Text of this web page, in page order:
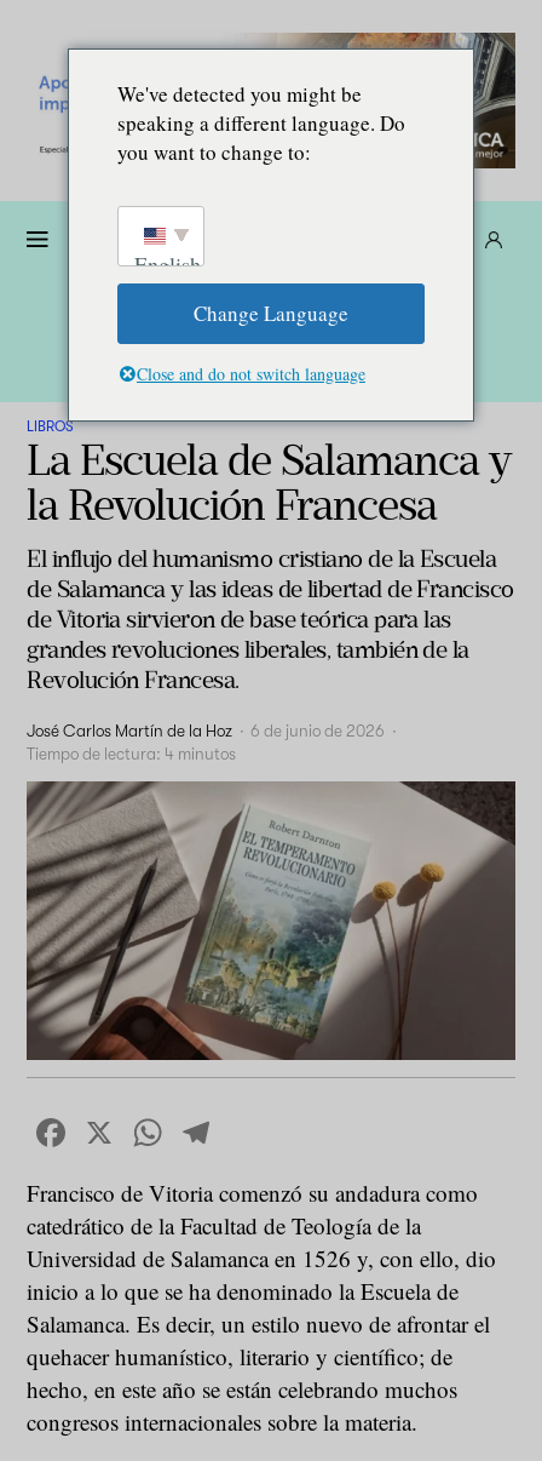
LIBROS
La Escuela de Salamanca y
la Revolución Francesa
El influjo del humanismo cristiano de la Escuela
de Salamanca y las ideas de libertad de Francisco
de Vitoria sirvieron de base teórica para las
grandes revoluciones liberales, también de la
Revolución Francesa.
José Carlos Martín de la Hoz · 6 de junio de 2026 ·
Tiempo de lectura: 4 minutos
Facebook
X WhatsApp
Francisco de Vitoria comenzó su andadura como
catedrático de la Facultad de Teología de la
Universidad de Salamanca en 1526 y, con ello, dio
inicio a lo que se ha denominado la Escuela de
Salamanca. Es decir, un estilo nuevo de afrontar el
quehacer humanístico, literario y científico; de
hecho, en este año se están celebrando muchos
congresos internacionales sobre la materia.
We've detected you might be
speaking a different language. Do
you want to change to:
English
Change Language
Close and do not switch language